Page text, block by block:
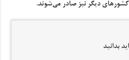
دیگر نیز صادر می‌شوند.
بدانید